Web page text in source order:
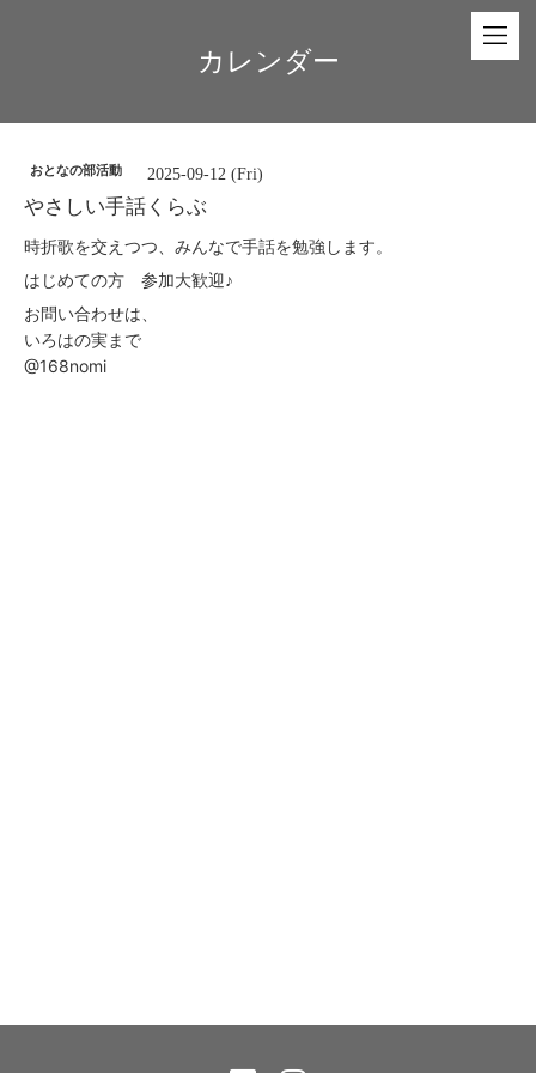
カレンダー
おとなの部活動 2025-09-12 (Fri)
やさしい手話くらぶ
時折歌を交えつつ、みんなで手話を勉強します。
はじめての方 参加大歓迎♪
お問い合わせは、
いろはの実まで
@168nomi